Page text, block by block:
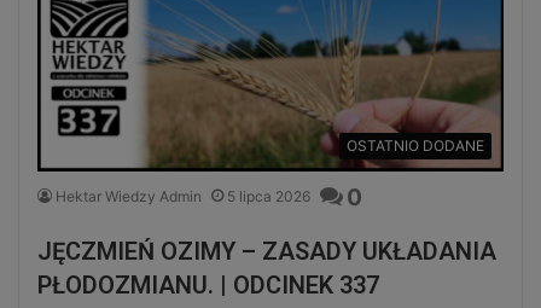
OSTATNIO DODANE
Hektar Wiedzy Admin 5 lipca 2026 0
JĘCZMIEŃ OZIMY – ZASADY UKŁADANIA
PŁODOZMIANU. | ODCINEK 337